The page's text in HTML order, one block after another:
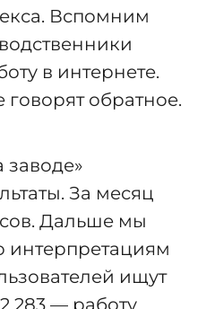
Вспомним
в интернете.
обратное.
заводе»
За месяц
Дальше мы
интерпретациям
ищут
283 — работу